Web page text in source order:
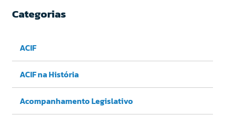
Categorias
ACIF
ACIF na História
Acompanhamento Legislativo